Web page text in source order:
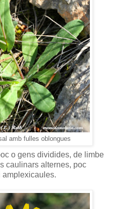
amb fulles oblongues
o gens dividides, de limbe
caulinars alternes, poc
amplexicaules.